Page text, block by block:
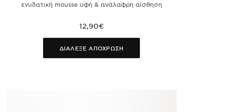
ενυδατική mousse υφή & ανάλαφρη αίσθηση
12,90€
ΔΙΑΛΕΞΕ ΑΠΟΧΡΩΣΗ